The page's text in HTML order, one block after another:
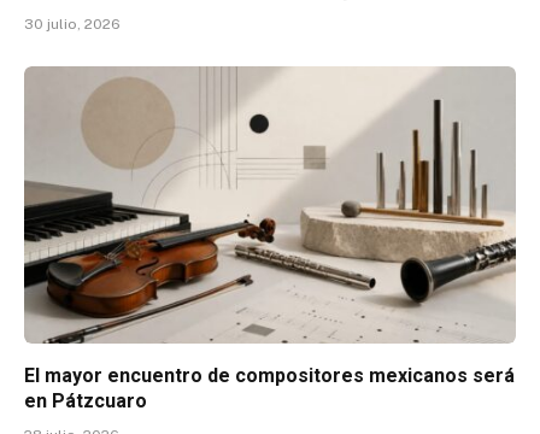
30 julio, 2026
El mayor encuentro de compositores mexicanos será
en Pátzcuaro